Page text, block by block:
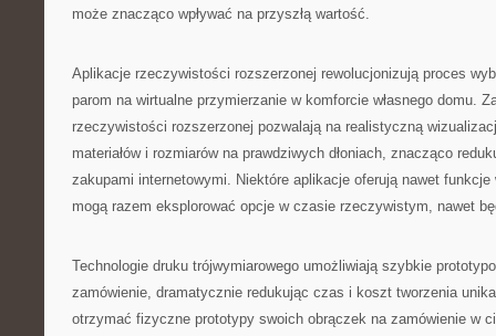
może znacząco wpływać na przyszłą wartość.
Aplikacje rzeczywistości rozszerzonej rewolucjonizują proces
parom na wirtualne przymierzanie w komforcie własnego domu.
rzeczywistości rozszerzonej pozwalają na realistyczną
materiałów i rozmiarów na prawdziwych dłoniach, znacząco
zakupami internetowymi. Niektóre aplikacje oferują nawet funkcje
mogą razem eksplorować opcje w czasie rzeczywistym, nawet
Technologie druku trójwymiarowego umożliwiają szybkie
zamówienie, dramatycznie redukując czas i koszt tworzenia
otrzymać fizyczne prototypy swoich obrączek na zamówienie w